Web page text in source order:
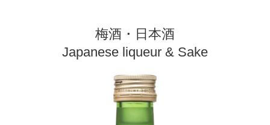
梅酒・日本酒
Japanese liqueur & Sake